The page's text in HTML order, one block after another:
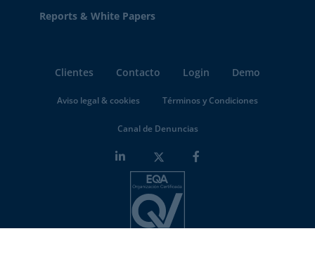
Reports & White Papers
Clientes Contacto Login Demo
Aviso legal & cookies Términos y Condiciones
Canal de Denuncias